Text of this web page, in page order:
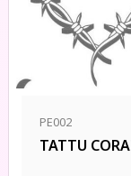
PE002
TATTU